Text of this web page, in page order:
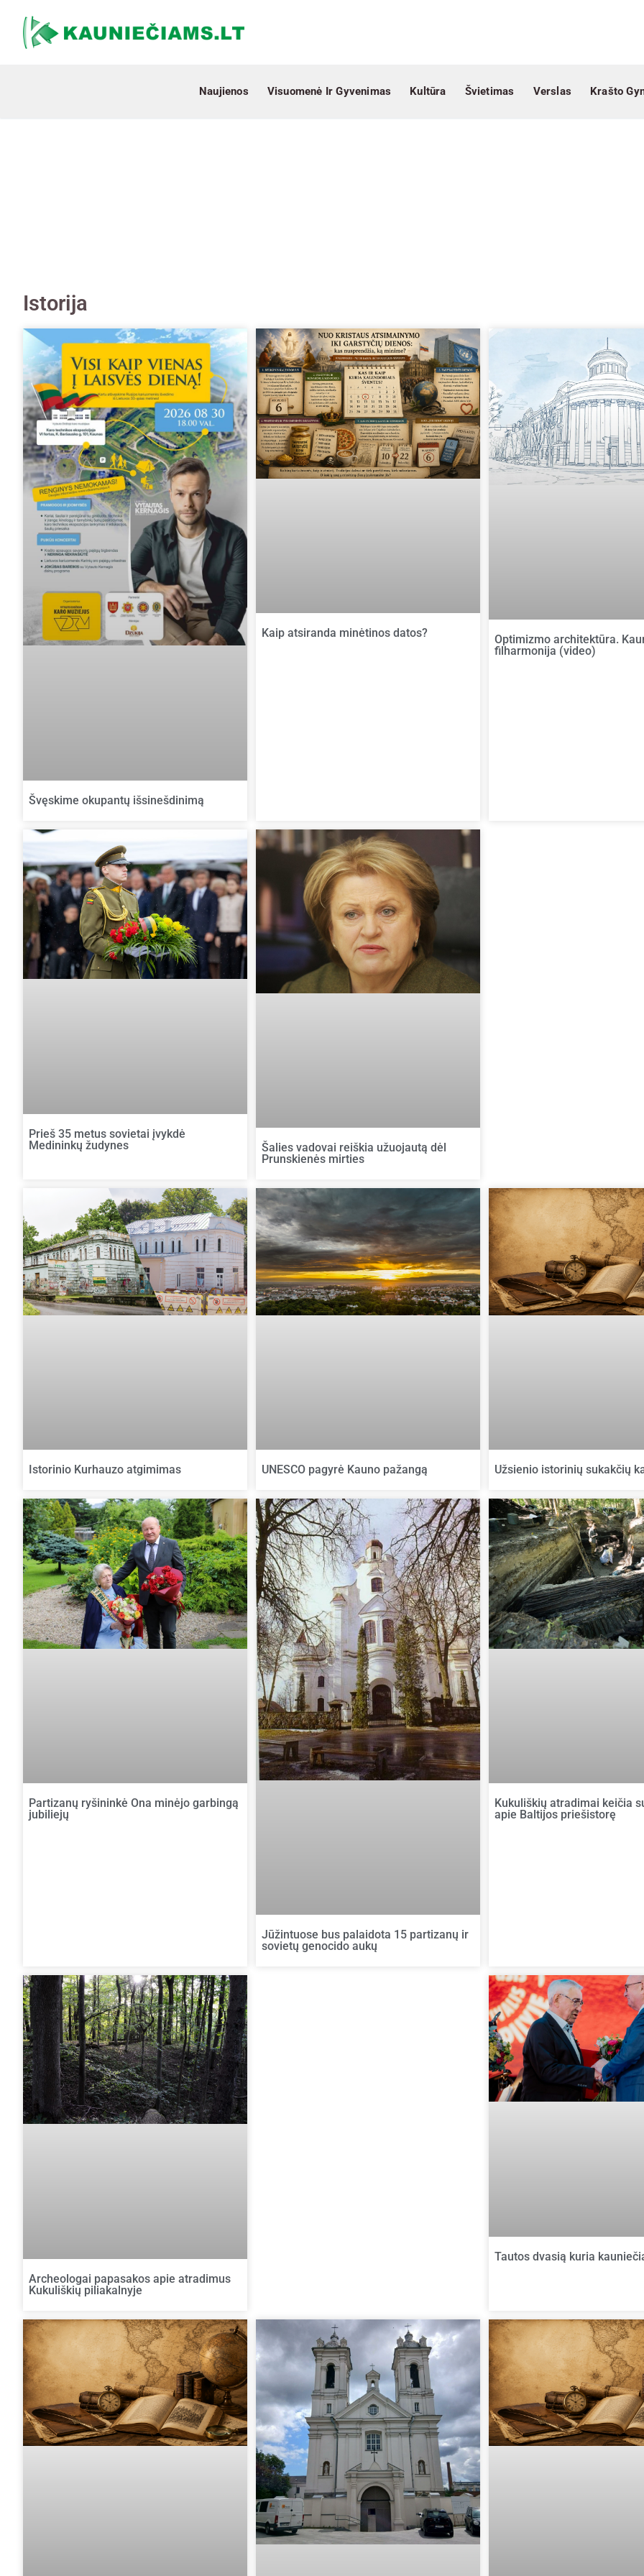
Naujienos Visuomenė Ir Gyvenimas Kultūra Švietimas Verslas Krašto
Istorija
Švęskime okupantų išsinešdinimą
Kaip atsiranda minėtinos datos?
Optimizmo architektūra.
filharmonija (video)
Prieš 35 metus sovietai įvykdė
Medininkų žudynes
Šalies vadovai reiškia užuojautą dėl
Prunskienės mirties
Istorinio Kurhauzo atgimimas UNESCO pagyrė Kauno pažangą Užsienio istorinių sukakčių
Partizanų ryšininkė Ona minėjo garbingą
jubiliejų
Jūžintuose bus palaidota 15 partizanų ir
sovietų genocido aukų
Kukuliškių atradimai keičia
apie Baltijos priešistorę
Archeologai papasakos apie atradimus
Kukuliškių piliakalnyje
Tautos dvasią kuria